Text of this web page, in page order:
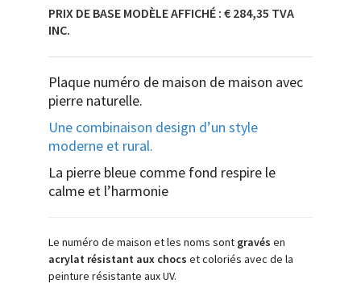
PRIX DE BASE MODÈLE AFFICHÉ : € 284,35 TVA
INC.
Plaque numéro de maison de maison avec
pierre naturelle.
Une combinaison design d’un style
moderne et rural.
La pierre bleue comme fond respire le
calme et l’harmonie
Le numéro de maison et les noms sont gravés en
acrylat résistant aux chocs et coloriés avec de la
peinture résistante aux UV.